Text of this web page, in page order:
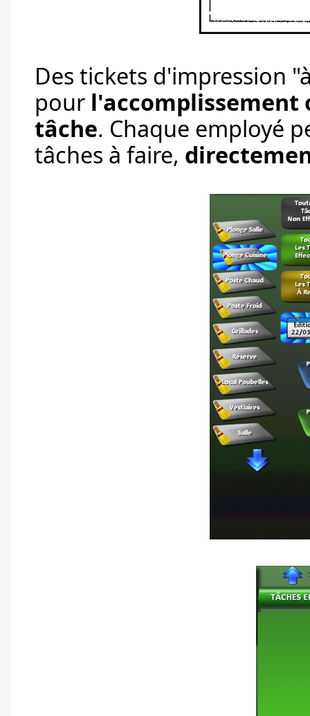
Des tickets d'impression
pour l'accomplissement
tâche. Chaque employé
tâches à faire,